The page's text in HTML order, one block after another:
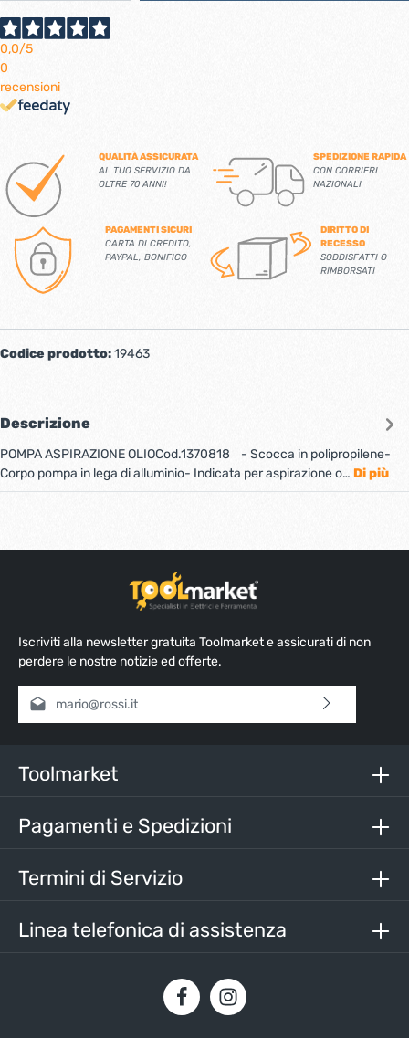
0,0/5
0
recensioni
QUALITÀ ASSICURATA
AL TUO SERVIZIO DA
OLTRE 70 ANNI!
SPEDIZIONE RAPIDA
CON CORRIERI
NAZIONALI
PAGAMENTI SICURI
CARTA DI CREDITO,
PAYPAL, BONIFICO
DIRITTO DI
RECESSO
SODDISFATTI O
RIMBORSATI
Codice prodotto:19463
Descrizione
POMPA ASPIRAZIONE OLIOCod.1370818 - Scocca in polipropilene-
Corpo pompa in lega di alluminio- Indicata per aspirazione o… Di più
Iscriviti alla newsletter gratuita Toolmarket e assicurati di non
perdere le nostre notizie ed offerte.
Indirizzo e-mail*
nostri termini e condizioni generali
Inserisci i caratteri sopra*
Linea telefonica di assistenza
Toolmarket
Pagamenti e Spedizioni
Termini di Servizio